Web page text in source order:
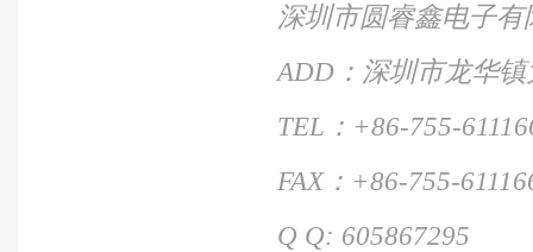
深圳市圆睿鑫电子有
ADD ：深圳市龙华
TEL ： +86-755-
FAX： +86-755-
Q Q: 605867295